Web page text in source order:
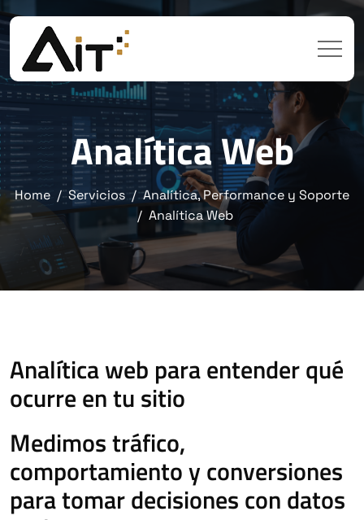
Analítica Web
Home Servicios
Analítica, Performance y Soporte
Analítica Web
Analítica web para entender qué
ocurre en tu sitio
Medimos tráfico,
comportamiento y conversiones
para tomar decisiones con datos